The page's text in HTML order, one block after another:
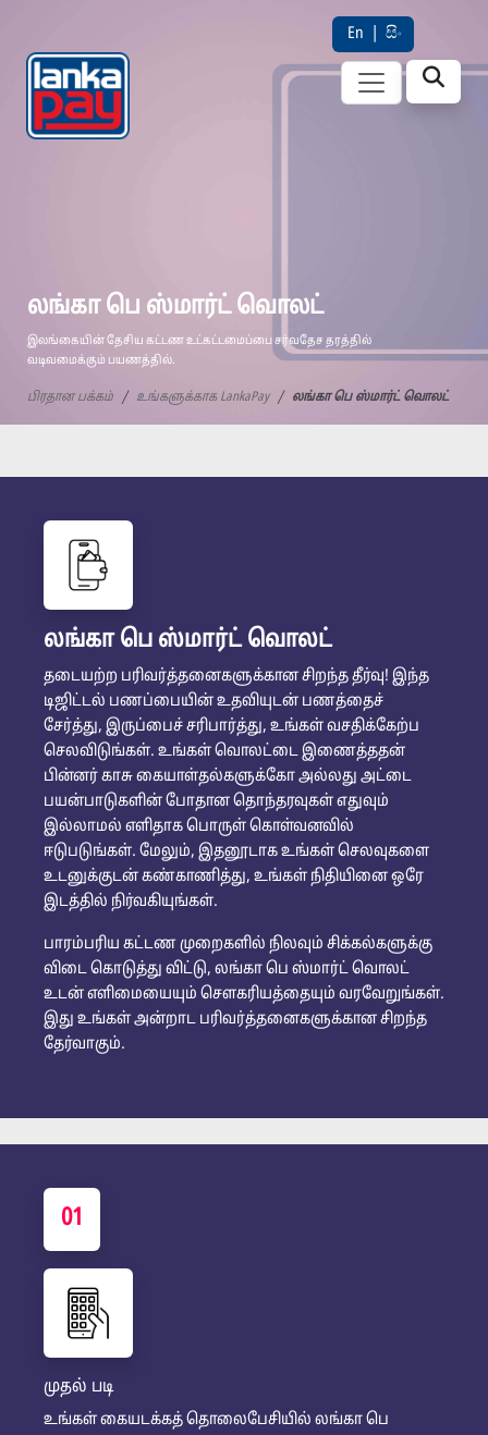
En සිං
லங்கா பெ ஸ்மார்ட் வொலட்
இலங்கையின் தேசிய கட்டண உட்கட்டமைப்பை சர்வதேச தரத்தில்
வடிவமைக்கும் பயணத்தில்.
பிரதான பக்கம் உங்களுக்காக LankaPay லங்கா பெ ஸ்மார்ட் வொலட்
லங்கா பெ ஸ்மார்ட் வொலட்
தடையற்ற பரிவர்த்தனைகளுக்கான சிறந்த தீர்வு! இந்த
டிஜிட்டல் பணப்பையின் உதவியுடன் பணத்தைச்
சேர்த்து, இருப்பைச் சரிபார்த்து, உங்கள் வசதிக்கேற்ப
செலவிடுங்கள். உங்கள் வொலட்டை இணைத்ததன்
பின்னர் காசு கையாள்தல்களுக்கோ அல்லது அட்டை
பயன்பாடுகளின் போதான தொந்தரவுகள் எதுவும்
இல்லாமல் எளிதாக பொருள் கொள்வனவில்
ஈடுபடுங்கள். மேலும், இதனூடாக உங்கள் செலவுகளை
உடனுக்குடன் கண்காணித்து, உங்கள் நிதியினை ஒரே
இடத்தில் நிர்வகியுங்கள்.
பாரம்பரிய கட்டண முறைகளில் நிலவும் சிக்கல்களுக்கு
விடை கொடுத்து விட்டு, லங்கா பெ ஸ்மார்ட் வொலட்
உடன் எளிமையையும் சௌகரியத்தையும் வரவேறுங்கள்.
இது உங்கள் அன்றாட பரிவர்த்தனைகளுக்கான சிறந்த
தேர்வாகும்.
01
முதல் படி
உங்கள் கையடக்கத் தொலைபேசியில் லங்கா பெ